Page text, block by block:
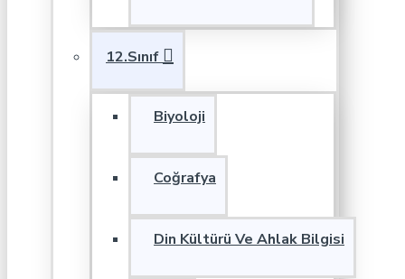
12.Sınıf
Biyoloji
Coğrafya
Din Kültürü Ve Ahlak Bilgisi